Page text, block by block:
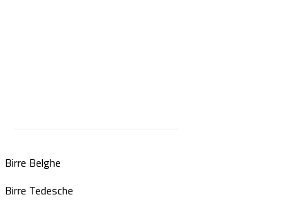
Birre Belghe
Birre Tedesche